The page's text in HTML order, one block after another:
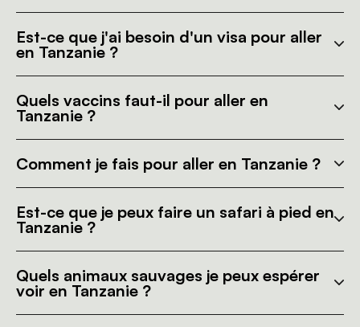
Est-ce que j'ai besoin d'un visa pour aller
en Tanzanie ?
Quels vaccins faut-il pour aller en
Tanzanie ?
Comment je fais pour aller en Tanzanie ?
Est-ce que je peux faire un safari à pied en
Tanzanie ?
Quels animaux sauvages je peux espérer
voir en Tanzanie ?